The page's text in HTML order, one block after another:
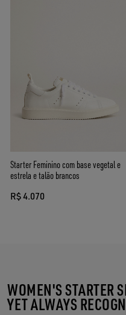
Starter Feminino com base vegetal e
estrela e talão brancos
R$ 4.070
WOMEN'S STARTER
YET ALWAYS